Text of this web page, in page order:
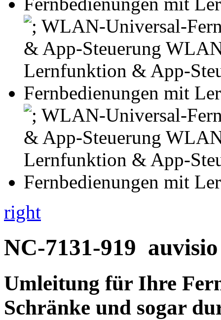
right
NC-7131-919 auvisio
Umleitung für Ihre
Schränke und sogar